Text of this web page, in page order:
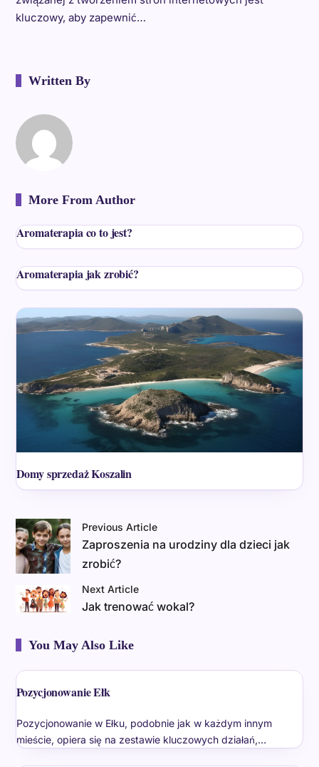
kluczowy, aby zapewnić…
Written By
More From Author
Aromaterapia co to jest?
Aromaterapia jak zrobić?
Domy sprzedaż Koszalin
Previous Article
Zaproszenia na urodziny dla dzieci jak
zrobić?
Next Article
Jak trenować wokal?
You May Also Like
Pozycjonowanie Ełk
Pozycjonowanie w Ełku, podobnie jak w każdym innym
mieście, opiera się na zestawie kluczowych działań,…